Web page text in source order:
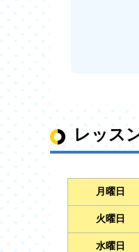
レッス
月曜日
火曜日
水曜日